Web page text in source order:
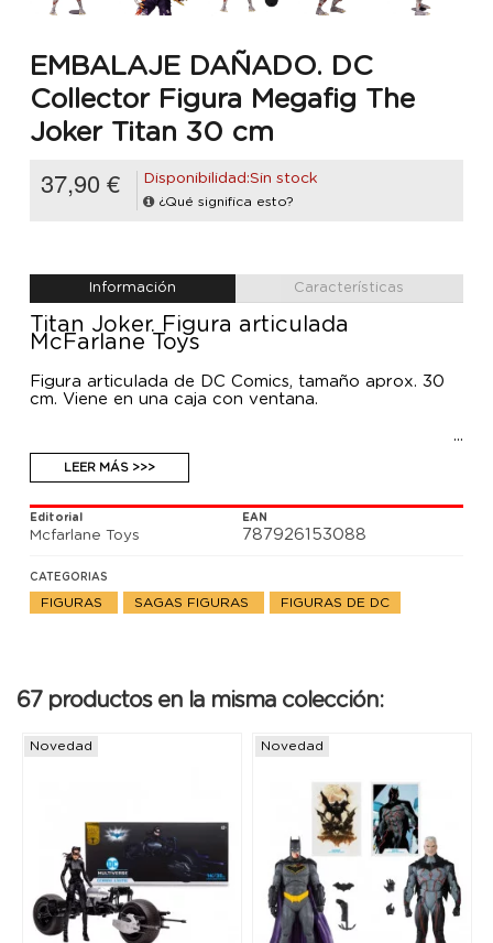
EMBALAJE DAÑADO. DC
Collector Figura Megafig The
Joker Titan 30 cm
37,90 € Disponibilidad:Sin stock
¿Qué significa esto?
Información Características
Titan Joker. Figura articulada
McFarlane Toys
Figura articulada de DC Comics, tamaño aprox. 30
cm. Viene en una caja con ventana.
LEER MÁS >>>
Editorial
Mcfarlane Toys
EAN
787926153088
CATEGORIAS
FIGURAS SAGAS FIGURAS FIGURAS DE DC
67 productos en la misma colección:
Novedad Novedad